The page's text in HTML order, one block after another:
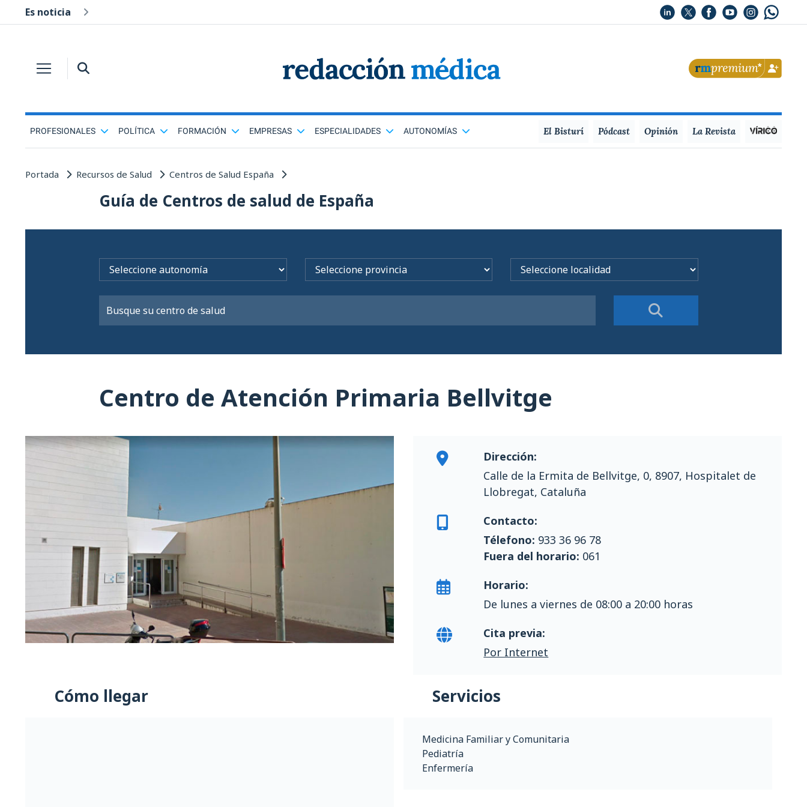
Es noticia
PROFESIONALES POLÍTICA FORMACIÓN EMPRESAS ESPECIALIDADES AUTONOMÍAS El Bisturí Pódcast Opinión La Revista
Portada Recursos de Salud Centros de Salud España
Guía de Centros de salud de España
Centro de Atención Primaria Bellvitge
Dirección:
Calle de la Ermita de Bellvitge, 0, 8907, Hospitalet de
Llobregat, Cataluña
Contacto:
Télefono: 933 36 96 78
Fuera del horario: 061
Horario:
De lunes a viernes de 08:00 a 20:00 horas
Cita previa:
Por Internet
Cómo llegar Servicios
Medicina Familiar y Comunitaria
Pediatría
Enfermería